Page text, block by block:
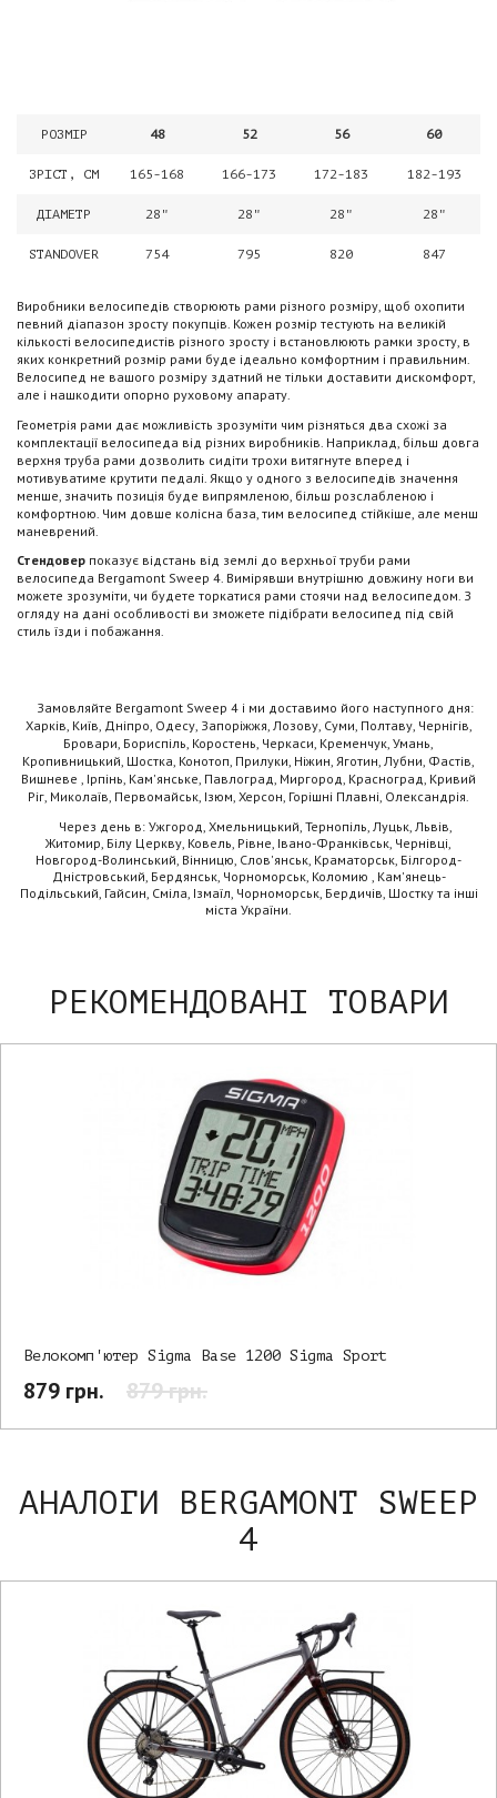
РОЗМІР 48 52 56 60
ЗРІСТ, СМ 165-168 166-173 172-183 182-193
ДІАМЕТР 28" 28" 28" 28"
STANDOVER 754 795 820 847
Виробники велосипедів створюють рами різного розміру, щоб охопити
певний діапазон зросту покупців. Кожен розмір тестують на великій
кількості велосипедистів різного зросту і встановлюють рамки зросту, в
яких конкретний розмір рами буде ідеально комфортним і правильним.
Велосипед не вашого розміру здатний не тільки доставити дискомфорт,
але і нашкодити опорно руховому апарату.
Геометрія рами дає можливість зрозуміти чим різняться два схожі за
комплектації велосипеда від різних виробників. Наприклад, більш довга
верхня труба рами дозволить сидіти трохи витягнуте вперед і
мотивуватиме крутити педалі. Якщо у одного з велосипедів значення
менше, значить позиція буде випрямленою, більш розслабленою і
комфортною. Чим довше колісна база, тим велосипед стійкіше, але менш
маневрений.
Стендовер показує відстань від землі до верхньої труби рами
велосипеда Bergamont Sweep 4. Вимірявши внутрішню довжину ноги ви
можете зрозуміти, чи будете торкатися рами стоячи над велосипедом. З
огляду на дані особливості ви зможете підібрати велосипед під свій
стиль їзди і побажання.
Замовляйте Bergamont Sweep 4 і ми доставимо його наступного дня:
Харків, Київ, Дніпро, Одесу, Запоріжжя, Лозову, Суми, Полтаву, Чернігів,
Бровари, Бориспіль, Коростень, Черкаси, Кременчук, Умань,
Кропивницький, Шостка, Конотоп, Прилуки, Ніжин, Яготин, Лубни, Фастів,
Вишневе , Ірпінь, Кам'янське, Павлоград, Миргород, Красноград, Кривий
Ріг, Миколаїв, Первомайськ, Ізюм, Херсон, Горішні Плавні, Олександрія.
Через день в: Ужгород, Хмельницький, Тернопіль, Луцьк, Львів,
Житомир, Білу Церкву, Ковель, Рівне, Івано-Франківськ, Чернівці,
Новгород-Волинський, Вінницю, Слов'янськ, Краматорськ, Білгород-
Дністровський, Бердянськ, Чорноморськ, Коломию , Кам'янець-
Подільський, Гайсин, Сміла, Ізмаїл, Чорноморськ, Бердичів, Шостку та інші
міста України.
РЕКОМЕНДОВАНІ ТОВАРИ
Велокомп'ютер Sigma Base 1200 Sigma Sport
879 грн. 879 грн.
АНАЛОГИ BERGAMONT SWEEP
4